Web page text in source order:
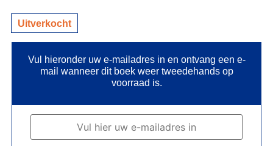
Uitverkocht
Vul hieronder uw e-mailadres in en ontvang een e-
mail wanneer dit boek weer tweedehands op
voorraad is.